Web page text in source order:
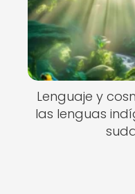
Lenguaje y
las lenguas